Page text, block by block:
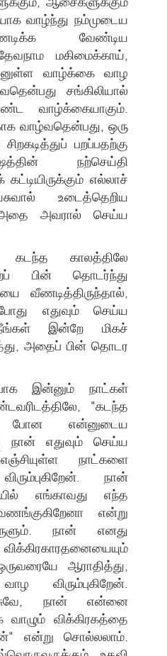
வாழ்ந்து நம்முடைய
வேண்டிய
மகிமைக்காய்,
வாழ்க்கை வாழ
சங்கிலியால்
வாழ்க்கையாகும்.
வாழ்வதென்பது, ஒரு
பறப்பதற்கு
நற்செய்தி
எல்லாச்
உடைத்தெறிய
அதை அவரால் செய்ய
காலத்திலே
பின் தொடர்ந்து
வீணடித்திருந்தால்,
எதுவும் செய்ய
இன்றே மிகச்
அதைப் பின் தொடர
இன்னும் நாட்கள்
"கடந்த
போன என்னுடைய
நான் எதுவும் செய்ய
நாட்களை
நான்
எங்காவது எந்த
என்று
நான் எனது
ஆராதித்து,
விரும்புகிறேன்.
நான் என்னை
விக்கிரகத்தை
என்று சொல்லலாம்.